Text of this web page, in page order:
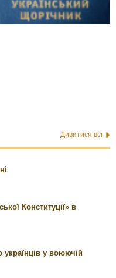
Дивитися всі
Конституції» в
у воюючій